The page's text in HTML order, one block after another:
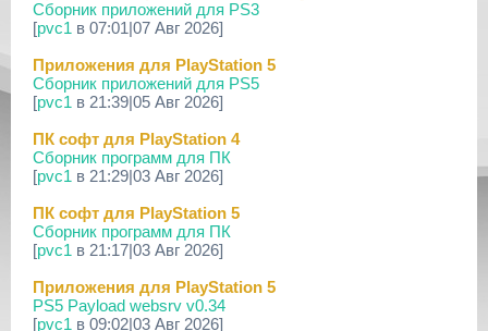
18 Мар 2026
[PS3] Программное Обеспечение 4.93 для PlayStation...
17 Мар 2026
[PS4] Программное Обеспечение 13.50 для PlayStatio...
[PS5] Программное Обеспечение 26.02-13.00.00 для P...
19 Фев 2026
02 Фев 2026
[PS3|CFW/Android] Movian M7 7.0.235/236
29 Янв 2026
[PS4] Программное Обеспечение 13.04 для PlayStatio...
Сборник приложений для PS3
[pvc1 в 07:01|07 Авг 2026]
Приложения для PlayStation 5
Сборник приложений для PS5
[pvc1 в 21:39|05 Авг 2026]
ПК софт для PlayStation 4
Сборник программ для ПК
[pvc1 в 21:29|03 Авг 2026]
ПК софт для PlayStation 5
Сборник программ для ПК
[pvc1 в 21:17|03 Авг 2026]
Приложения для PlayStation 5
PS5 Payload websrv v0.34
[pvc1 в 09:02|03 Авг 2026]